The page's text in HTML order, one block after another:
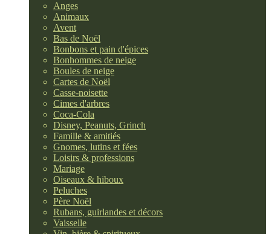
Anges
Animaux
Avent
Bas de Noël
Bonbons et pain d'épices
Bonhommes de neige
Boules de neige
Cartes de Noël
Casse-noisette
Cimes d'arbres
Coca-Cola
Disney, Peanuts, Grinch
Famille & amitiés
Gnomes, lutins et fées
Loisirs & professions
Mariage
Oiseaux & hiboux
Peluches
Père Noël
Rubans, guirlandes et décors
Vaisselle